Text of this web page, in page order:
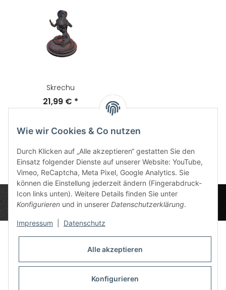
Skrechu
21,99 € *
Artikel 1 - 11 von 11
Datenschutz-Einstellungen
Wie wir Cookies & Co nutzen
Durch Klicken auf „Alle akzeptieren“ gestatten Sie den
Einsatz folgender Dienste auf unserer Website: YouTube,
Vimeo, ReCaptcha, Meta Pixel, Google Analytics. Sie
können die Einstellung jederzeit ändern (Fingerabdruck-
Icon links unten). Weitere Details finden Sie unter
Konfigurieren und in unserer Datenschutzerklärung.
Impressum Datenschutz
Alle akzeptieren
Konfigurieren